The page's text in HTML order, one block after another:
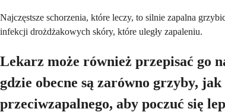
Najczęstsze schorzenia, które leczy, to silnie zapalna
infekcji drożdżakowych skóry, które uległy zapaleniu.
Lekarz może również przepisać go
gdzie obecne są zarówno grzyby,
przeciwzapalnego, aby poczuć się